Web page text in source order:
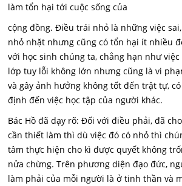
làm tổn hại tới cuộc sống của
cộng đồng. Điều trái nhỏ là những việc
nhỏ nhặt nhưng cũng có tổn hại ít nhiều
với học sinh chúng ta, chẳng hạn như
lớp tuy lỗi không lớn nhưng cũng là vi
và gây ảnh hưởng không tốt đến trật tự,
định đến việc học tập của người khác.
Bác Hồ đã dạy rõ: Đối với điều phải, đã
cần thiết làm thì dù việc đó có nhỏ thì
tâm thực hiện cho kì được quyết không
nửa chừng. Trên phương diện đạo đức,
làm phải của mỗi người là ở tinh thần và